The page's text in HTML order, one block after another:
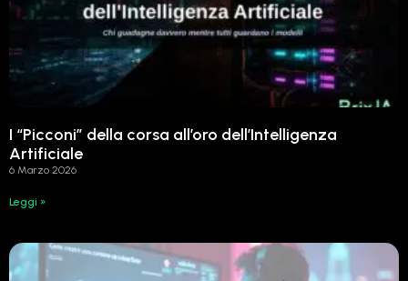
I “Picconi” della corsa all’oro dell’Intelligenza
Artificiale
6 Marzo 2026
Leggi »